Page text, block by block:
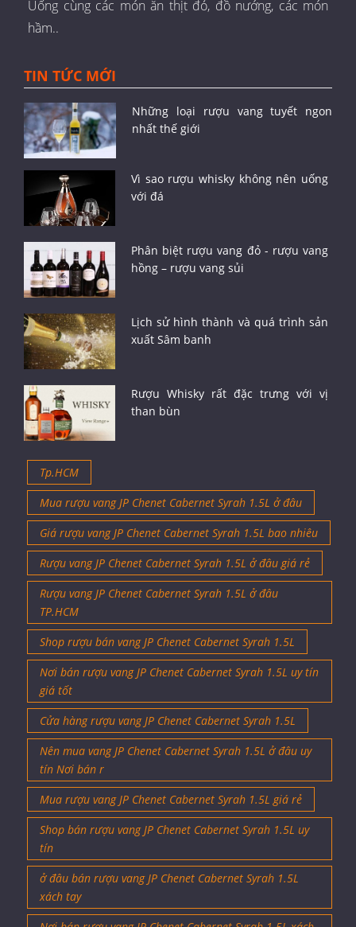
Uống cùng các món ăn thịt đỏ, đồ nướng, các món
hầm..
TIN TỨC MỚI
Những loại rượu vang tuyết ngon
nhất thế giới
Vì sao rượu whisky không nên uống
với đá
Phân biệt rượu vang đỏ - rượu vang
hồng – rượu vang sủi
Lịch sử hình thành và quá trình sản
xuất Sâm banh
Rượu Whisky rất đặc trưng với vị
than bùn
Tp.HCM
Mua rượu vang JP Chenet Cabernet Syrah 1.5L ở đâu
Giá rượu vang JP Chenet Cabernet Syrah 1.5L bao nhiêu
Rượu vang JP Chenet Cabernet Syrah 1.5L ở đâu giá rẻ
Rượu vang JP Chenet Cabernet Syrah 1.5L ở đâu
TP.HCM
Shop rượu bán vang JP Chenet Cabernet Syrah 1.5L
Nơi bán rượu vang JP Chenet Cabernet Syrah 1.5L uy tín
giá tốt
Cửa hàng rượu vang JP Chenet Cabernet Syrah 1.5L
Nên mua vang JP Chenet Cabernet Syrah 1.5L ở đâu uy
tín Nơi bán r
Mua rượu vang JP Chenet Cabernet Syrah 1.5L giá rẻ
Shop bán rượu vang JP Chenet Cabernet Syrah 1.5L uy
tín
ở đâu bán rượu vang JP Chenet Cabernet Syrah 1.5L
xách tay